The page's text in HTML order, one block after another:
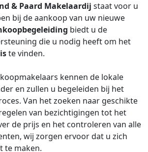
& Paard Makelaardij staat voor u
bij de aankoop van uw nieuwe
biedt u de
die u nodig heeft om het
te vinden.
kennen de lokale
en zullen u begeleiden bij het
Van het zoeken naar geschikte
van bezichtigingen tot het
de prijs en het controleren van alle
wij zorgen ervoor dat u zich
te maken.